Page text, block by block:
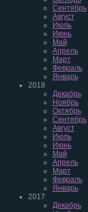
Сентябрь
Август
Июль
Июнь
Май
Апрель
Март
Февраль
Январь
2018
Декабрь
Ноябрь
Октябрь
Сентябрь
Август
Июль
Июнь
Май
Апрель
Март
Февраль
Январь
2017
Декабрь